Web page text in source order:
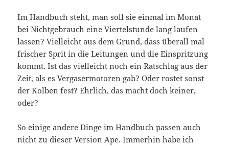
Im Handbuch steht, man soll sie einmal im Monat
bei Nichtgebrauch eine Viertelstunde lang laufen
lassen? Vielleicht aus dem Grund, dass überall mal
frischer Sprit in die Leitungen und die Einspritzung
kommt. Ist das vielleicht noch ein Ratschlag aus der
Zeit, als es Vergasermotoren gab? Oder rostet sonst
der Kolben fest? Ehrlich, das macht doch keiner,
oder?
So einige andere Dinge im Handbuch passen auch
nicht zu dieser Version Ape. Immerhin habe ich